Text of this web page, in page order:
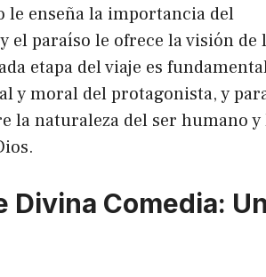
le enseña la importancia del
paraíso le ofrece la visión de
etapa del viaje es
y moral del protagonista, y
la naturaleza del ser humano y
Divina Comedia: Un